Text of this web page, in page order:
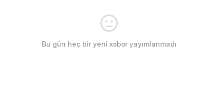
Bu gün heç bir yeni xəbər yayımlanmadı